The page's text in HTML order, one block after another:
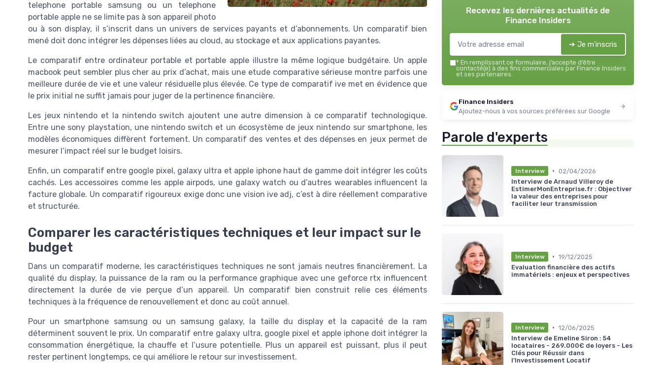
telephone portable samsung ou un telephone
portable apple ne se limite pas à son appareil photo
ou à son display, il s’inscrit dans un univers de services payants et d’abonnements. Un comparatif bien
mené doit donc intégrer les dépenses liées au cloud, au stockage et aux applications payantes.
Le comparatif entre ordinateur portable et portable apple illustre la même logique budgétaire. Un apple
macbook peut sembler plus cher au prix d’achat, mais une etude comparative sérieuse montre parfois une
meilleure durée de vie et une valeur résiduelle plus élevée. Ce type de comparatif ive met en évidence que
le prix initial ne suffit jamais pour juger de la pertinence financière.
Les jeux nintendo et la nintendo switch ajoutent une autre dimension à ce comparatif technologique.
Entre une sony playstation, une nintendo switch et un écosystème de jeux nintendo sur smartphone, les
modèles économiques diffèrent fortement. Un comparatif des ventes et des dépenses en jeux permet de
mesurer l’impact réel sur le budget loisirs.
Enfin, un comparatif entre google pixel, galaxy ultra et apple iphone haut de gamme doit intégrer les coûts
cachés. Les accessoires comme les apple airpods, une galaxy watch ou d’autres wearables influencent la
facture globale. Un comparatif rigoureux exige donc une vision ive adj, c’est à dire réellement comparative
et structurée.
Comparer les caractéristiques techniques et leur impact sur le
budget
Dans un comparatif moderne, les caractéristiques techniques ne sont jamais neutres financièrement. La
qualité du display, la puissance de la ram ou la performance graphique avec une geforce rtx influencent
directement la durée de vie perçue d’un appareil. Un comparatif bien construit relie ces éléments
techniques à la fréquence de renouvellement et donc au coût annuel.
Pour un smartphone samsung ou un samsung galaxy, la taille du display et la capacité de la ram
déterminent souvent le prix. Un comparatif entre galaxy ultra, google pixel et apple iphone doit intégrer la
consommation énergétique, la chauffe et l’usure potentielle. Plus un appareil est puissant, plus il peut
rester pertinent longtemps, ce qui améliore le retour sur investissement.
Recevez les dernières actualités de
Finance Insiders
➔ Je m'inscris
* En remplissant ce formulaire, j’accepte d’être
contacté(e) à des fins commerciales par Finance Insiders
et ses partenaires.
Finance Insiders
Ajoutez-nous à vos sources préférées sur Google
Parole d'experts
Interview • 02/04/2026
Interview de Arnaud Villeroy de
EstimerMonEntreprise.fr : Objectiver
la valeur des entreprises pour
faciliter leur transmission
Interview • 19/12/2025
Evaluation financière des actifs
immatériels : enjeux et perspectives
Interview • 12/06/2025
Interview de Emeline Siron : 54
locataires - 269.000€ de loyers - Les
Clés pour Réussir dans
l'Investissement Locatif